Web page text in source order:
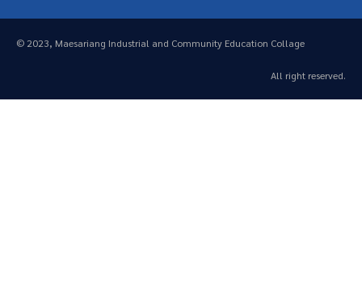
© 2023, Maesariang Industrial and Community Education Collage
All right reserved.